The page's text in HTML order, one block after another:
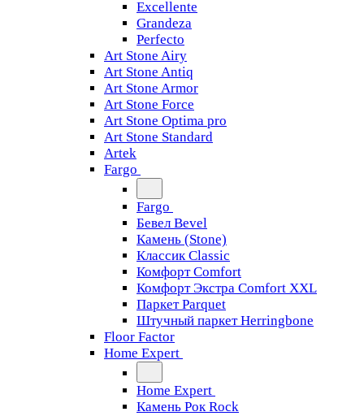
Excellente
Grandeza
Perfecto
Art Stone Airy
Art Stone Antiq
Art Stone Armor
Art Stone Force
Art Stone Optima pro
Art Stone Standard
Artek
Fargo
Fargo
Бевел Bevel
Камень (Stone)
Классик Classic
Комфорт Comfort
Комфорт Экстра Comfort XXL
Паркет Parquet
Штучный паркет Herringbone
Floor Factor
Home Expert
Home Expert
Камень Рок Rock